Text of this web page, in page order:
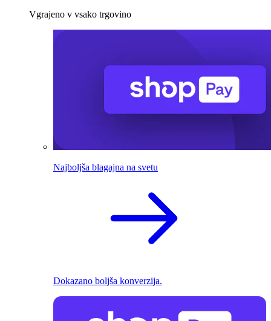
Vgrajeno v vsako trgovino
Najboljša blagajna na svetu
Dokazano boljša konverzija.